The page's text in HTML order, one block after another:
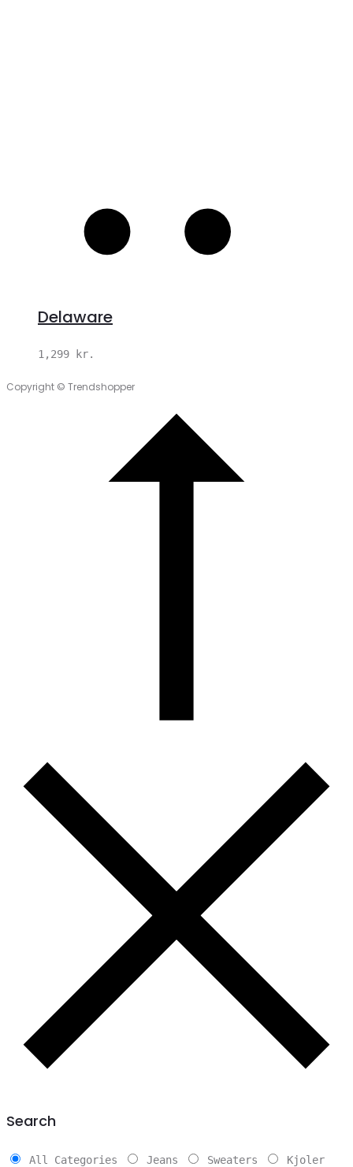
Delaware
1,299 kr.
Copyright © Trendshopper
Search
All Categories Jeans Sweaters Kjoler